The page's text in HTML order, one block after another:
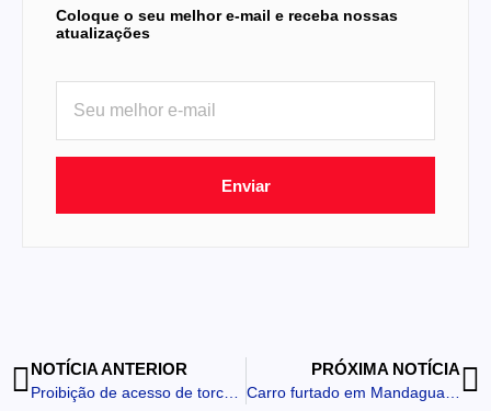
Coloque o seu melhor e-mail e receba nossas
atualizações
Enviar
NOTÍCIA ANTERIOR
Proibição de acesso de torcedores a estádios passa a ser nacional
PRÓXIMA NOTÍCIA
Carro furtado em Mandaguari é encontrado queimado em estrada rural de Cambira